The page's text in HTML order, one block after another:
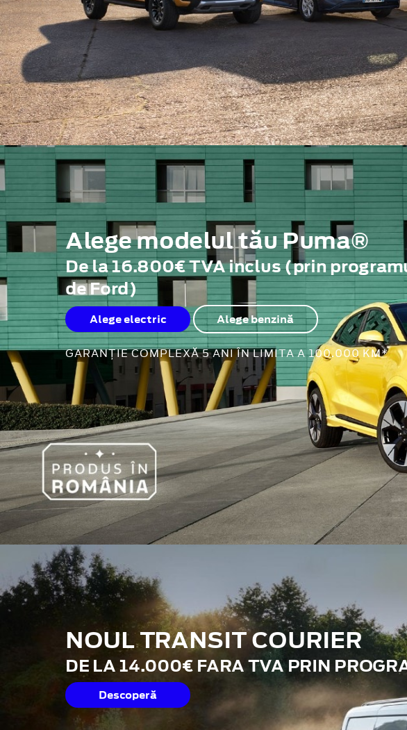
Alege modelul tău Puma®
De la 16.800€ TVA inclus (prin
de Ford)
Alege electric Alege benzină
GARANȚIE COMPLEXĂ 5 ANI ÎN LIMITA A 100.000 KM*
NOUL TRANSIT COURIER
DE LA 14.000€ FARA TVA PRIN
Descoperă